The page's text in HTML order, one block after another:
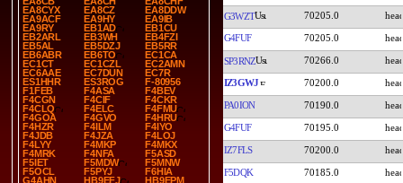
EA8CYX
EA8CZ
EA8DDW
EA9ACF
EA9HY
EA9IB
EA9RY
EB1AD
EB1CU
EB2ARL
EB3WH
EB4FZI
EB5AL
EB5DZJ
EB5RR
EB6ABR
EB6TO
EC1CA
EC1CT
EC1CZL
EC2AMN
EC6AAE
EC7DUN
EC7R
ES1HHR
ES3ROG
F-80956
F1FEB
F4ASA
F4BEV
F4CGN
F4CIF
F4CKR
F4CLQ
F4ELC
F4FMU
F4GOA
F4GVO
F4HRU
F4HZR
F4ILM
F4IYO
F4JDB
F4JZA
F4LOJ
F4LYY
F4MKP
F4MKX
F4MRK
F4NFA
F5ASD
F5IET
F5MDW
F5MNW
F5OCL
F5PYJ
F6HIA
G4AHN
HB9EFJ
HB9EPM
G3WZT 70205.0
G4FUF 70205.0
SP3RNZ 70266.0
IZ3GWJ 70200.0
PA0ION 70190.0
G4FUF 70195.0
IZ7FLS 70200.0
F5DQK 70185.0